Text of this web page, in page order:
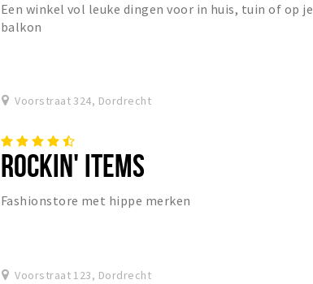
Een winkel vol leuke dingen voor in huis, tuin of op je
balkon
Voorstraat 324, Dordrecht
ROCKIN' ITEMS
Fashionstore met hippe merken
Voorstraat 123, Dordrecht